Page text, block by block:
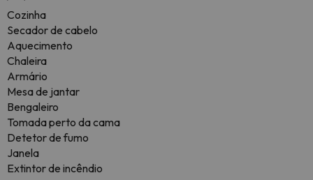
Cozinha
Secador de cabelo
Aquecimento
Chaleira
Armário
Mesa de jantar
Bengaleiro
Tomada perto da cama
Detetor de fumo
Janela
Extintor de incêndio